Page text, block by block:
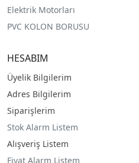
Elektrik Motorları
PVC KOLON BORUSU
HESABIM
Üyelik Bilgilerim
Adres Bilgilerim
Siparişlerim
Stok Alarm Listem
Alışveriş Listem
Fiyat Alarm Listem